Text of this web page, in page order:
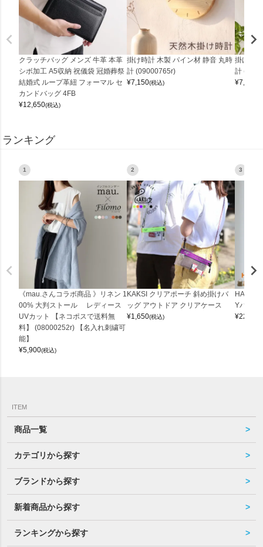
クラッチバッグ メンズ 牛革 本革
シボ加工 A5収納 祝儀袋 冠婚葬祭
結婚式 ループ革紐 フォーマル セ
カンドバッグ 4FB
¥12,650(税込)
掛け時計 木製 パイン材 静音 丸時
計 (09000765r)
¥7,150(税込)
掛け時
計
¥7,150
ランキング
1
《mau.さんコラボ商品 》リネン 1
00% 大判ストール レディース
UVカット 【ネコポスで送料無
料】 (08000252r) 【名入れ刺繍可
能】
¥5,900(税込)
2
KAKSI クリアポーチ 斜め掛けバ
ッグ アウトドア クリアケース
¥1,650(税込)
3
Yバッグ
¥22,000
ITEM
商品一覧
カテゴリから探す
ブランドから探す
新着商品から探す
ランキングから探す